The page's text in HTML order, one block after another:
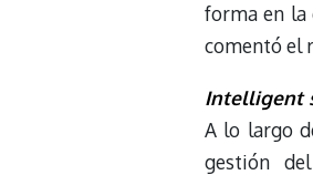
forma en la
comentó el
Intelligent
A lo largo
gestión